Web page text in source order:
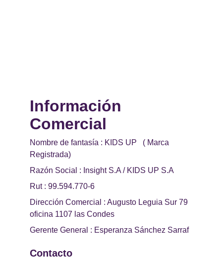
Contacto
Información
Comercial
Nombre de fantasía : KIDS UP   ( Marca
Registrada)
Razón Social : Insight S.A / KIDS UP S.A
Rut : 99.594.770-6
Dirección Comercial : Augusto Leguia Sur 79
oficina 1107 las Condes
Gerente General : Esperanza Sánchez Sarraf